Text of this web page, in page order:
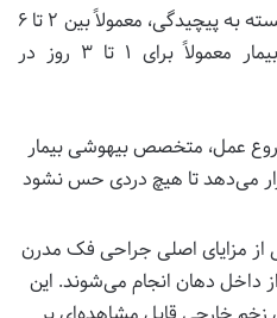
انجام می‌شود. مدت زمان عمل بسته به پیچیدگی، معمولاً بین ۲ تا ۶
ساعت به طول می‌انجامد و بیمار معمولاً برای ۱ تا ۳ روز در
عمل، متخصص بیهوشی بیمار
می‌دهد تا هیچ دردی حس نشود
از مزایای اصلی جراحی فک مدرن
داخل دهان انجام می‌شوند. این